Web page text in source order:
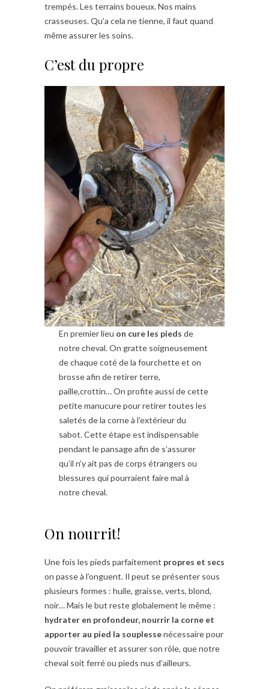
trempés. Les terrains boueux. Nos mains
crasseuses. Qu’a cela ne tienne, il faut quand
même assurer les soins.
C’est du propre
En premier lieu on cure les pieds de
notre cheval. On gratte soigneusement
de chaque coté de la fourchette et on
brosse afin de retirer terre,
paille,crottin… On profite aussi de cette
petite manucure pour retirer toutes les
saletés de la corne à l’extérieur du
sabot. Cette étape est indispensable
pendant le pansage afin de s’assurer
qu’il n’y ait pas de corps étrangers ou
blessures qui pourraient faire mal à
notre cheval.
On nourrit!
Une fois les pieds parfaitement propres et secs
on passe à l’onguent. Il peut se présenter sous
plusieurs formes : huile, graisse, verts, blond,
noir… Mais le but reste globalement le même :
hydrater en profondeur, nourrir la corne et
apporter au pied la souplessenécessaire pour
pouvoir travailler et assurer son rôle, que notre
cheval soit ferré ou pieds nus d’ailleurs.